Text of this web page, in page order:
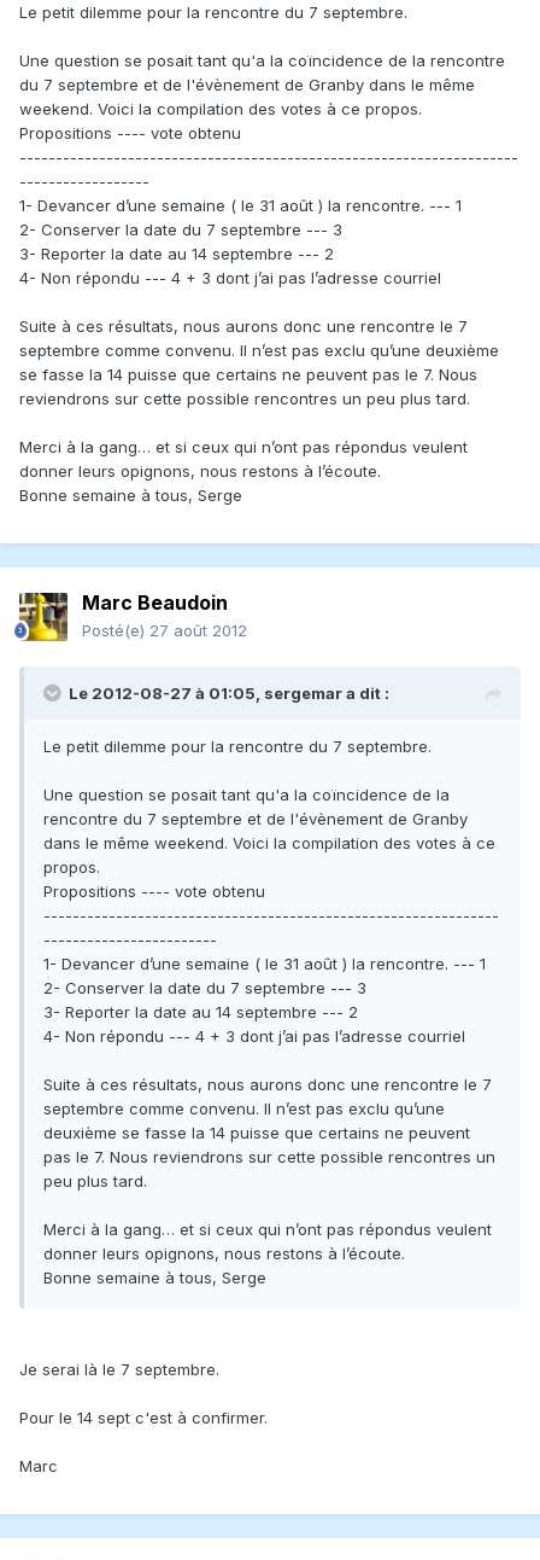
Le petit dilemme pour la rencontre du 7 septembre.
Une question se posait tant qu'a la coïncidence de la rencontre
du 7 septembre et de l'évènement de Granby dans le même
weekend. Voici la compilation des votes à ce propos.
Propositions ---- vote obtenu
---------------------------------------------------------------------
------------------
1- Devancer d’une semaine ( le 31 août ) la rencontre. --- 1
2- Conserver la date du 7 septembre --- 3
3- Reporter la date au 14 septembre --- 2
4- Non répondu --- 4 + 3 dont j’ai pas l’adresse courriel
Suite à ces résultats, nous aurons donc une rencontre le 7
septembre comme convenu. Il n’est pas exclu qu’une deuxième
se fasse la 14 puisse que certains ne peuvent pas le 7. Nous
reviendrons sur cette possible rencontres un peu plus tard.
Merci à la gang… et si ceux qui n’ont pas répondus veulent
donner leurs opignons, nous restons à l’écoute.
Bonne semaine à tous, Serge
Marc Beaudoin
Posté(e) 27 août 2012
Le 2012-08-27 à 01:05, sergemar a dit :
Le petit dilemme pour la rencontre du 7 septembre.
Une question se posait tant qu'a la coïncidence de la
rencontre du 7 septembre et de l'évènement de Granby
dans le même weekend. Voici la compilation des votes à ce
propos.
Propositions ---- vote obtenu
---------------------------------------------------------------
------------------------
1- Devancer d’une semaine ( le 31 août ) la rencontre. --- 1
2- Conserver la date du 7 septembre --- 3
3- Reporter la date au 14 septembre --- 2
4- Non répondu --- 4 + 3 dont j’ai pas l’adresse courriel
Suite à ces résultats, nous aurons donc une rencontre le 7
septembre comme convenu. Il n’est pas exclu qu’une
deuxième se fasse la 14 puisse que certains ne peuvent
pas le 7. Nous reviendrons sur cette possible rencontres un
peu plus tard.
Merci à la gang… et si ceux qui n’ont pas répondus veulent
donner leurs opignons, nous restons à l’écoute.
Bonne semaine à tous, Serge
Je serai là le 7 septembre.
Pour le 14 sept c'est à confirmer.
Marc